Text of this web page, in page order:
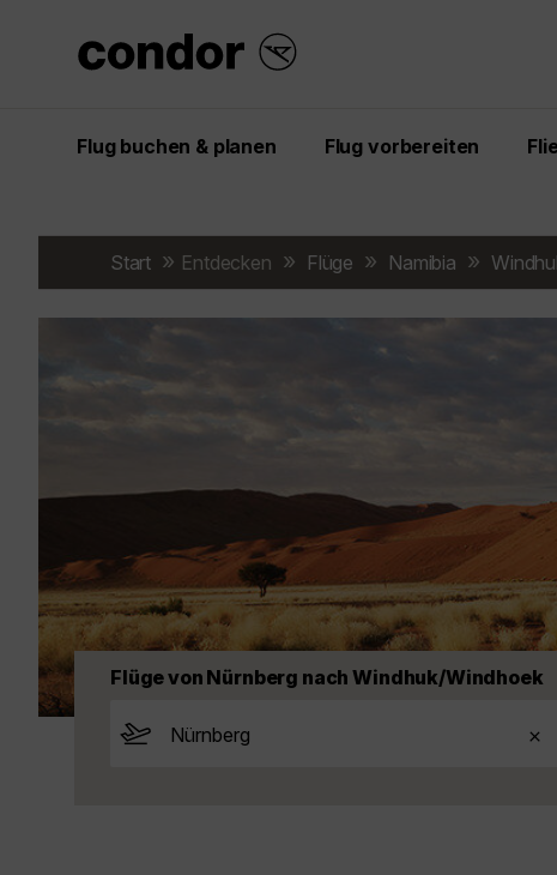
Flug buchen & planen Flug vorbereiten
Start Entdecken Flüge Namibia
Flüge von Nürnberg nach Windhuk/Windhoek